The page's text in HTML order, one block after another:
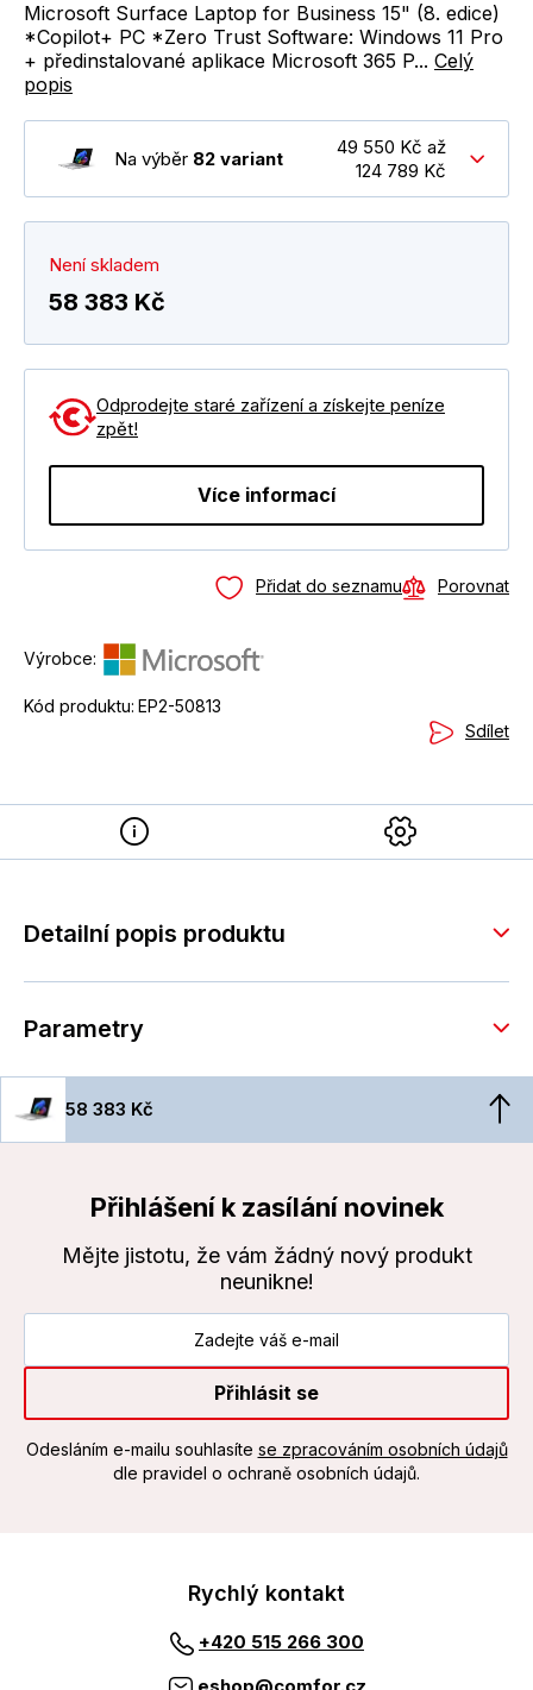
Microsoft Surface Laptop for Business 15" (8. edice)
*Copilot+ PC *Zero Trust Software: Windows 11 Pro
+ předinstalované aplikace Microsoft 365 P... Celý
popis
Na výběr 82 variant
49 550 Kč až
124 789 Kč
Není skladem
58 383 Kč
Odprodejte staré zařízení a získejte peníze
zpět!
Více informací
Přidat do seznamu Porovnat
Výrobce:
Kód produktu: EP2-50813
Sdílet
Detailní popis produktu
Parametry
58 383 Kč
Přihlášení k zasílání novinek
Mějte jistotu, že vám žádný nový produkt
neunikne!
Přihlásit se
Odesláním e-mailu souhlasíte se zpracováním osobních údajů
dle pravidel o ochraně osobních údajů.
Rychlý kontakt
+420 515 266 300